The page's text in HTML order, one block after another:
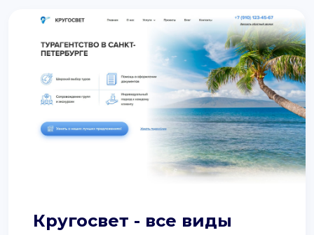
Кругосвет - все виды